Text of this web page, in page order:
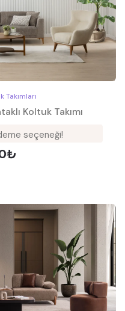
Takımları
Koltuk Takımı
seçeneği!